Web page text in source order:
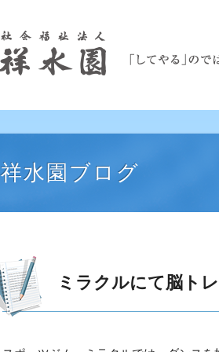
祥水園ブログ
ミラクルにて脳ト